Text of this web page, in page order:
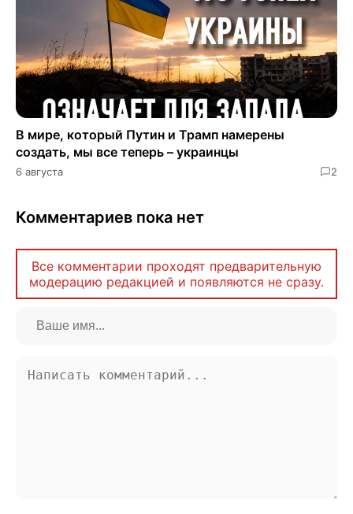
В мире, который Путин и Трамп намерены
создать, мы все теперь – украинцы
6 августа 2
Комментариев пока нет
Все комментарии проходят предварительную
модерацию редакцией и появляются не сразу.